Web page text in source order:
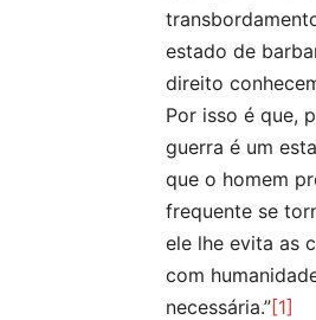
estado de
direito
Por isso é que,
guerra é um
que o homem
frequente se
ele lhe evita as
com
necessária.”[1]